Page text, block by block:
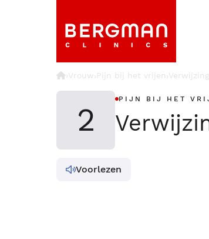
›Vrouw›Pijn bij het vrijen›
2
PIJN BIJ HET
Voorlezen